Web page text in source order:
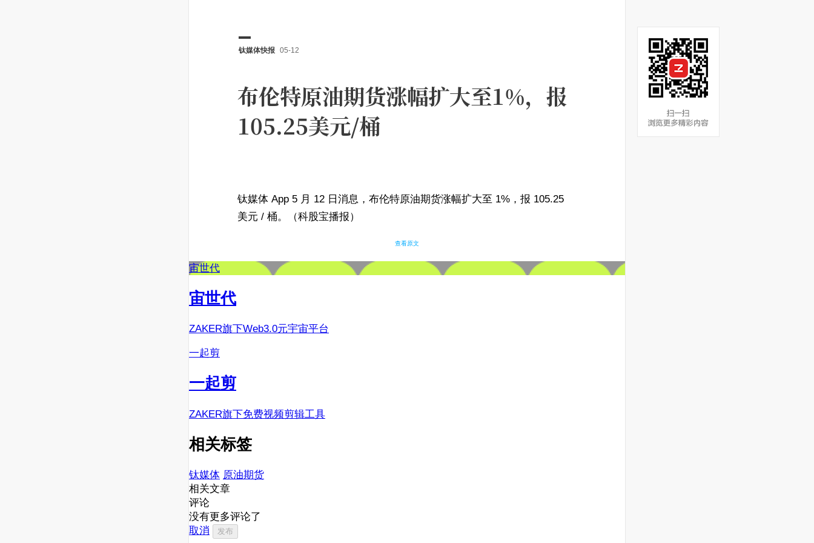
钛媒体快报 05-12
布伦特原油期货涨幅扩大至1%，报
105.25美元/桶
钛媒体 App 5 月 12 日消息，布伦特原油期货涨幅扩大至 1%，报 105.25
美元 / 桶。（科股宝播报）
查看原文
宙世代
宙世代
ZAKER旗下Web3.0元宇宙平台
一起剪
一起剪
ZAKER旗下免费视频剪辑工具
相关标签
钛媒体 原油期货
相关文章
评论
没有更多评论了
取消
发布